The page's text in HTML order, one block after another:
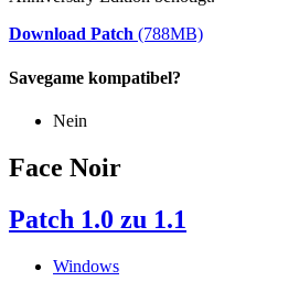
Download Patch (788MB)
Savegame kompatibel?
Nein
Face Noir
Patch 1.0 zu 1.1
Windows